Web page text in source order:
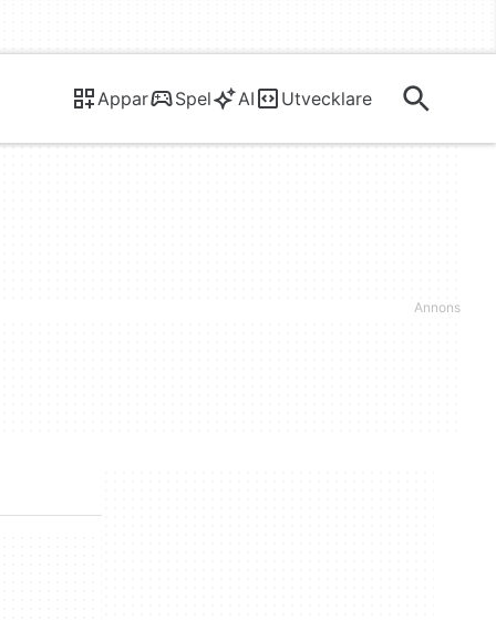
Appar Spel AI Utvecklare